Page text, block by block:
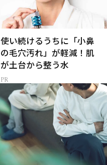
使い続けるうちに「小鼻
の毛穴汚れ」が軽減！肌
が土台から整う水